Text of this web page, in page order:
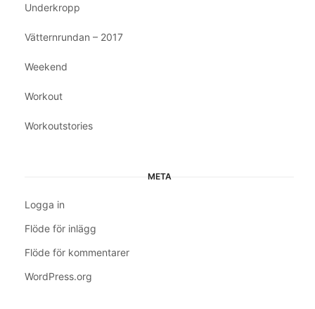
Underkropp
Vätternrundan – 2017
Weekend
Workout
Workoutstories
META
Logga in
Flöde för inlägg
Flöde för kommentarer
WordPress.org